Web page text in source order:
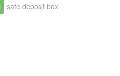
safe deposit box